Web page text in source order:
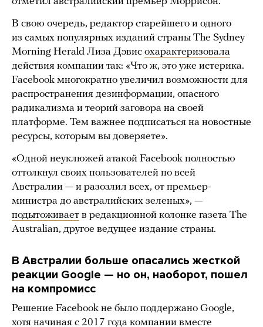
В свою очередь, редактор старейшего и одного
из самых популярных изданий страны The Sydney
Morning Herald Лиза Дэвис охарактеризовала
действия компании так: «Что ж, это уже истерика.
Facebook многократно увеличил возможности для
распространения дезинформации, опасного
радикализма и теорий заговора на своей
платформе. Тем важнее подписаться на новостные
ресурсы, которым вы доверяете».
«Одной неуклюжей атакой Facebook полностью
оттолкнул своих пользователей по всей
Австралии — и разозлил всех, от премьер-
министра до австралийских зеленых», —
подытоживает в редакционной колонке газета The
Australian, другое ведущее издание страны.
В Австралии больше опасались жесткой
реакции Google — но он, наоборот, пошел
на компромисс
Решение Facebook не было поддержано Google,
хотя начиная с 2017 года компании вместе